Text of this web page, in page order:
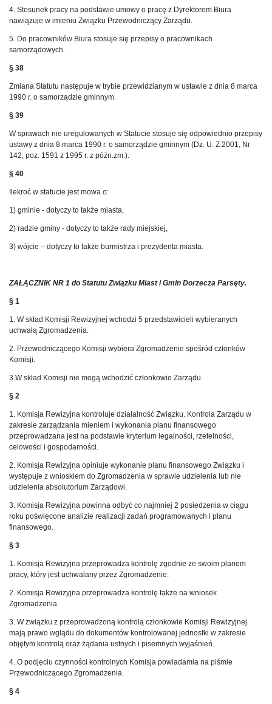
4. Stosunek pracy na podstawie umowy o pracę z Dyrektorem Biura
nawiązuje w imieniu Związku Przewodniczący Zarządu.
5. Do pracowników Biura stosuje się przepisy o pracownikach
samorządowych.
§ 38
Zmiana Statutu następuje w trybie przewidzianym w ustawie z dnia 8 marca
1990 r. o samorządzie gminnym.
§ 39
W sprawach nie uregulowanych w Statucie stosuje się odpowiednio przepisy
ustawy z dnia 8 marca 1990 r. o samorządzie gminnym (Dz. U. Z 2001, Nr
142, poz. 1591 z 1995 r. z późn.zm.).
§ 40
Ilekroć w statucie jest mowa o:
1) gminie - dotyczy to także miasta,
2) radzie gminy - dotyczy to także rady miejskiej,
3) wójcie – dotyczy to także burmistrza i prezydenta miasta.
ZAŁĄCZNIK NR 1 do Statutu Związku Miast i Gmin Dorzecza Parsęty.
§ 1
1. W skład Komisji Rewizyjnej wchodzi 5 przedstawicieli wybieranych
uchwałą Zgromadzenia.
2. Przewodniczącego Komisji wybiera Zgromadzenie spośród członków
Komisji.
3.W skład Komisji nie mogą wchodzić członkowie Zarządu.
§ 2
1. Komisja Rewizyjna kontroluje działalność Związku. Kontrola Zarządu w
zakresie zarządzania mieniem i wykonania planu finansowego
przeprowadzana jest na podstawie kryterium legalności, rzetelności,
celowości i gospodarności.
2. Komisja Rewizyjna opiniuje wykonanie planu finansowego Związku i
występuje z wnioskiem do Zgromadzenia w sprawie udzielenia lub nie
udzielenia absolutorium Zarządowi.
3. Komisja Rewizyjna powinna odbyć co najmniej 2 posiedzenia w ciągu
roku poświęcone analizie realizacji zadań programowanych i planu
finansowego.
§ 3
1. Komisja Rewizyjna przeprowadza kontrolę zgodnie ze swoim planem
pracy, który jest uchwalany przez Zgromadzenie.
2. Komisja Rewizyjna przeprowadza kontrolę także na wniosek
Zgromadzenia.
3. W związku z przeprowadzoną kontrolą członkowie Komisji Rewizyjnej
mają prawo wglądu do dokumentów kontrolowanej jednostki w zakresie
objętym kontrolą oraz żądania ustnych i pisemnych wyjaśnień.
4. O podjęciu czynności kontrolnych Komisja powiadamia na piśmie
Przewodniczącego Zgromadzenia.
§ 4